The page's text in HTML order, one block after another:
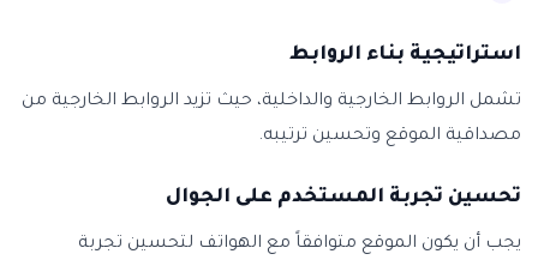
استراتيجية بناء الروابط
تشمل الروابط الخارجية والداخلية، حيث تزيد الروابط الخارجية من
مصداقية الموقع وتحسين ترتيبه.
تحسين تجربة المستخدم على الجوال
يجب أن يكون الموقع متوافقاً مع الهواتف لتحسين تجربة